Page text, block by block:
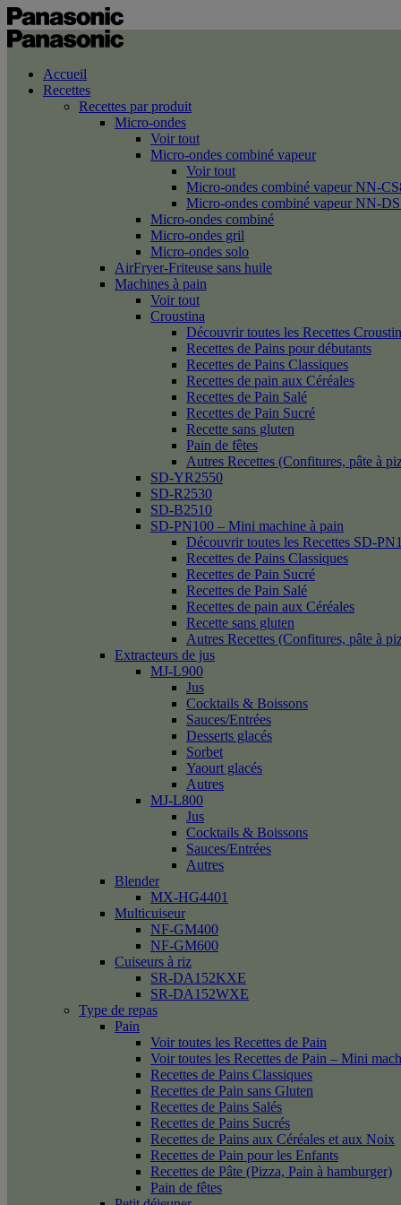
Accueil
Recettes
Recettes par produit
Micro-ondes
Voir tout
Micro-ondes combiné vapeur
Voir tout
Micro-ondes combiné vapeur NN-
Micro-ondes combiné vapeur NN-
Micro-ondes combiné
Micro-ondes gril
Micro-ondes solo
AirFryer-Friteuse sans huile
Machines à pain
Voir tout
Croustina
Découvrir toutes les Recettes
Recettes de Pains pour débutants
Recettes de Pains Classiques
Recettes de pain aux Céréales
Recettes de Pain Salé
Recettes de Pain Sucré
Recette sans gluten
Pain de fêtes
Autres Recettes (Confitures, pâte à
SD-YR2550
SD-R2530
SD-B2510
SD-PN100 – Mini machine à pain
Découvrir toutes les Recettes SD-
Recettes de Pains Classiques
Recettes de Pain Sucré
Recettes de Pain Salé
Recettes de pain aux Céréales
Recette sans gluten
Autres Recettes (Confitures, pâte à
Extracteurs de jus
MJ-L900
Jus
Cocktails & Boissons
Sauces/Entrées
Desserts glacés
Sorbet
Yaourt glacés
Autres
MJ-L800
Jus
Cocktails & Boissons
Sauces/Entrées
Autres
Blender
MX-HG4401
Multicuiseur
NF-GM400
NF-GM600
Cuiseurs à riz
SR-DA152KXE
SR-DA152WXE
Type de repas
Pain
Voir toutes les Recettes de Pain
Voir toutes les Recettes de Pain – Mini
Recettes de Pains Classiques
Recettes de Pain sans Gluten
Recettes de Pains Salés
Recettes de Pains Sucrés
Recettes de Pains aux Céréales et aux Noix
Recettes de Pain pour les Enfants
Recettes de Pâte (Pizza, Pain à hamburger)
Pain de fêtes